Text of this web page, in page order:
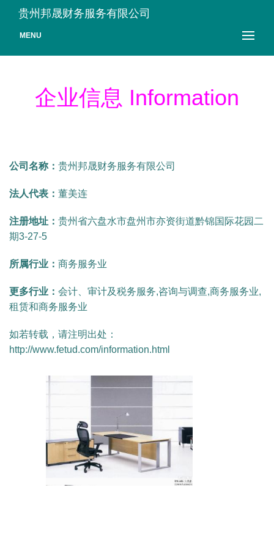
贵州邦晟财务服务有限公司
MENU
企业信息 Information
公司名称： 贵州邦晟财务服务有限公司
法人代表： 董美连
注册地址： 贵州省六盘水市盘州市亦资街道黔锦国际花园二
期3-27-5
所属行业： 商务服务业
更多行业： 会计、审计及税务服务,咨询与调查,商务服务业,
租赁和商务服务业
如若转载，请注明出处：
http://www.fetud.com/information.html